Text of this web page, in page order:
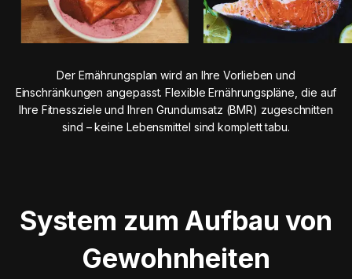
Der Ernährungsplan wird an Ihre Vorlieben und
Einschränkungen angepasst. Flexible Ernährungspläne, die auf
Ihre Fitnessziele und Ihren Grundumsatz (BMR) zugeschnitten
sind – keine Lebensmittel sind komplett tabu.
System zum Aufbau von
Gewohnheiten